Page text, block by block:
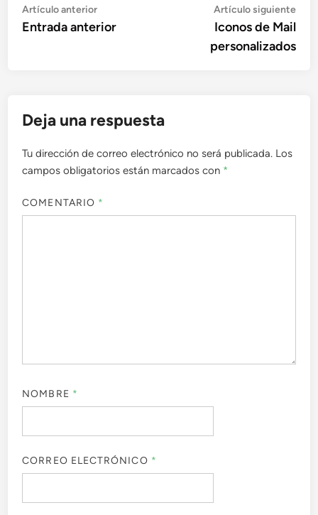
Navegación
de
Artículo anteriorArtículo
anterior:
Entrada anterior
Artículo siguiente
Iconos de Mail
personalizados
Deja una respuesta
Tu dirección de correo electrónico no será publicada. Los
campos obligatorios están marcados con *
COMENTARIO *
NOMBRE *
CORREO ELECTRÓNICO *